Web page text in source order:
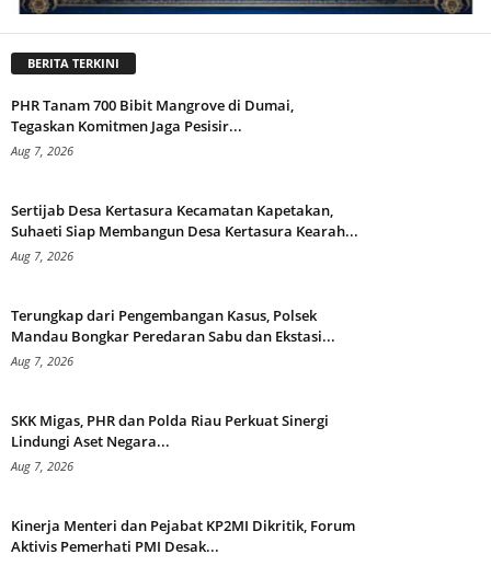
BERITA TERKINI
PHR Tanam 700 Bibit Mangrove di Dumai,
Tegaskan Komitmen Jaga Pesisir...
Aug 7, 2026
Sertijab Desa Kertasura Kecamatan Kapetakan,
Suhaeti Siap Membangun Desa Kertasura Kearah...
Aug 7, 2026
Terungkap dari Pengembangan Kasus, Polsek
Mandau Bongkar Peredaran Sabu dan Ekstasi...
Aug 7, 2026
SKK Migas, PHR dan Polda Riau Perkuat Sinergi
Lindungi Aset Negara...
Aug 7, 2026
Kinerja Menteri dan Pejabat KP2MI Dikritik, Forum
Aktivis Pemerhati PMI Desak...